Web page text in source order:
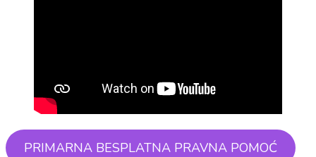
PRIMARNA BESPLATNA PRAVNA POMOĆ